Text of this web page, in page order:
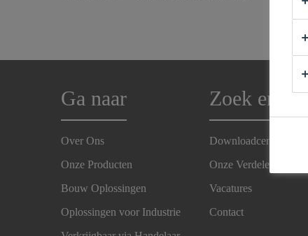
Ga naar
Over Ons
Onze Producten
Bouw Oplossingen
Oplossingen voor Industrie
Zoek en
Downloadcenter
Onze Verdelers
Vacatures
Contact